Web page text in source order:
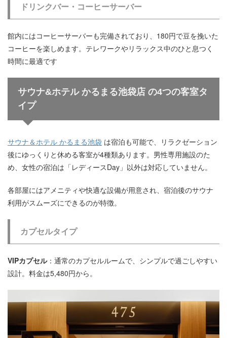
ドリンクバー・コーヒーサーバー
館内にはコーヒーサーバーも完備されており、180円で豆を挽いた
コーヒーを楽しめます。テレワークやリラックス中のひと息つく
時間に最適です
サウナ&ホテル かるまる池袋店 の4つの客室タ
イプ
サウナ＆ホテル かるまる池袋 は宿泊も可能で、リラクゼーション
後にゆっくりと休める客室が4種類あります。男性専用施設のた
め、女性の宿泊は「レディースDay」以外は対応していません。
各部屋にはアメニティや快適な設備が用意され、宿泊後のサウナ
利用がスムーズにできるのが特徴。
カプセルタイプ
VIPカプセル：通常のカプセルルームで、シンプルで過ごしやすい
設計。料金は5,480円から。